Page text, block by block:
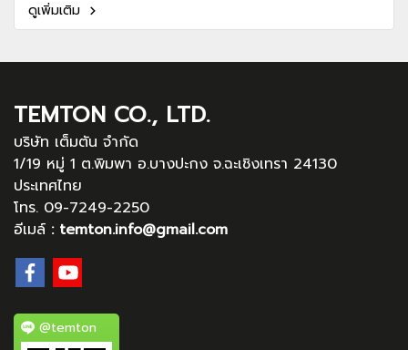
ดูเพิ่มเติม
TEMTON CO., LTD.
บริษัท เต็มตัน จำกัด
1/19 หมู่ 1 ต.พิมพา อ.บางปะกง จ.ฉะเชิงเทรา 24130
ประเทศไทย
โทร. 09-7249-2250
อีเมล์ : temton.info@gmail.com
@temton